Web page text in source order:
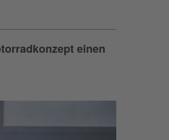
einen